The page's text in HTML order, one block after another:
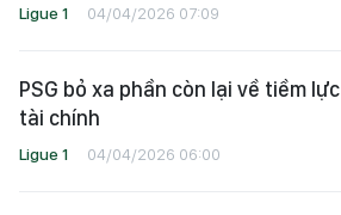
Ligue 1 04/04/2026 07:09
PSG bỏ xa phần còn lại về tiềm lực
tài chính
Ligue 1 04/04/2026 06:00